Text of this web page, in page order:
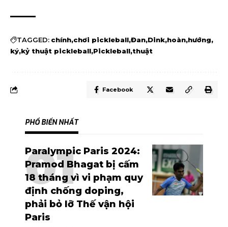
TAGGED: chính chơi pickleball Đan Dink hoàn hướng
ký kỷ thuật pickleball Pickleball thuật
Facebook
PHỔ BIẾN NHẤT
Paralympic Paris 2024:
Pramod Bhagat bị cấm
18 tháng vì vi phạm quy
định chống doping,
phải bỏ lỡ Thế vận hội
Paris